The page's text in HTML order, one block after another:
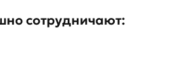
сотрудничают: